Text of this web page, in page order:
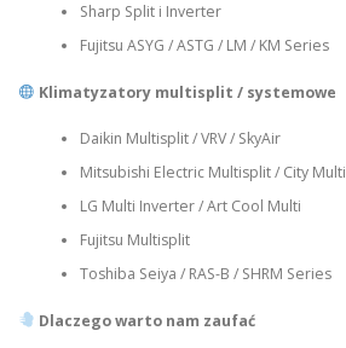
Sharp Split i Inverter
Fujitsu ASYG / ASTG / LM / KM Series
Klimatyzatory multisplit / systemowe
Daikin Multisplit / VRV / SkyAir
Mitsubishi Electric Multisplit / City Multi
LG Multi Inverter / Art Cool Multi
Fujitsu Multisplit
Toshiba Seiya / RAS-B / SHRM Series
Dlaczego warto nam zaufać